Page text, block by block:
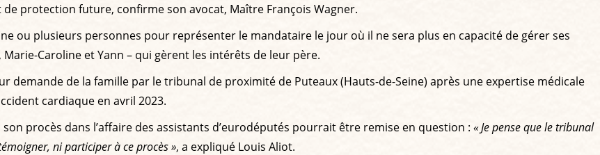
protection future, confirme son avocat, Maître François Wagner.
ou plusieurs personnes pour représenter le mandataire le jour où il ne sera plus en capacité de gérer ses
Caroline et Yann – qui gèrent les intérêts de leur père.
demande de la famille par le tribunal de proximité de Puteaux (Hauts-de-Seine) après une expertise médicale
cardiaque en avril 2023.
procès dans l’affaire des assistants d’eurodéputés pourrait être remise en question : « Je pense que le tribunal
ni participer à ce procès », a expliqué Louis Aliot.